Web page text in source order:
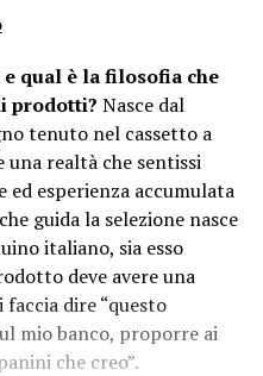
qual è la filosofia che
prodotti? Nasce dal
tenuto nel cassetto a
realtà che sentissi
ed esperienza accumulata
guida la selezione nasce
italiano, sia esso
deve avere una
dire “questo
mio banco, proporre ai
che creo”.